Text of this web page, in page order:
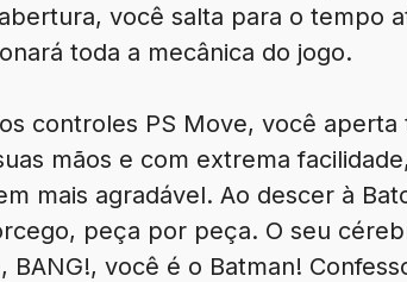
você salta para o tempo
toda a mecânica do jogo.
controles PS Move, você
mãos e com extrema
mais agradável. Ao descer à
peça por peça. O seu
você é o Batman!